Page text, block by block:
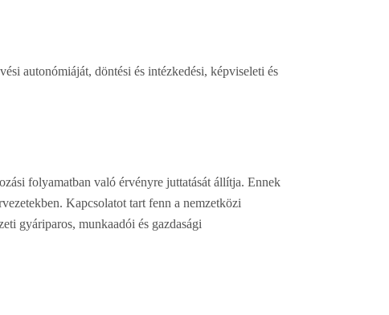
autonómiáját, döntési és intézkedési, képviseleti és
folyamatban való érvényre juttatását állítja. Ennek
Kapcsolatot tart fenn a nemzetközi
gyáriparos, munkaadói és gazdasági